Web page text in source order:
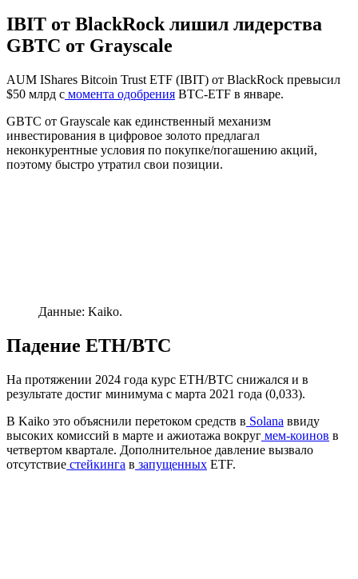
IBIT от BlackRock лишил лидерства
GBTC от Grayscale
AUM IShares Bitcoin Trust ETF (IBIT) от BlackRock превысил
$50 млрд с момента одобрения BTC-ETF в январе.
GBTC от Grayscale как единственный механизм
инвестирования в цифровое золото предлагал
неконкурентные условия по покупке/погашению акций,
поэтому быстро утратил свои позиции.
Данные: Kaiko.
Падение ETH/BTC
На протяжении 2024 года курс ETH/BTC снижался и в
результате достиг минимума с марта 2021 года (0,033).
В Kaiko это объяснили перетоком средств в Solana ввиду
высоких комиссий в марте и ажиотажа вокруг мем-коинов в
четвертом квартале. Дополнительное давление вызвало
отсутствие стейкинга в запущенных ETF.